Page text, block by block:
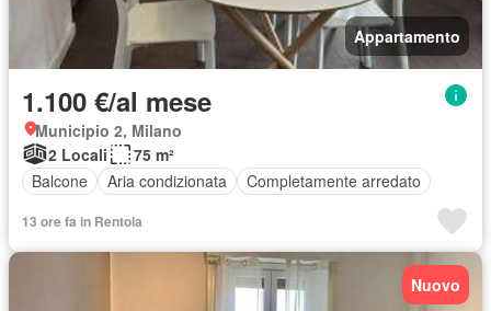
Appartamento
1.100 €/al mese
Municipio 2, Milano
2 Locali
75 m²
Balcone
Aria condizionata Completamente arredato
13 ore fa in Rentola
Nuovo